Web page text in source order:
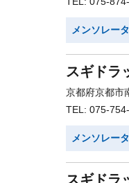
メンソレー
スギドラ
京都府京都市
TEL: 075-
メンソレー
スギドラ